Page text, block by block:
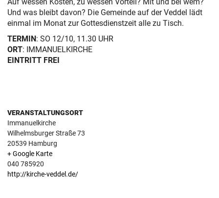
Auf wessen Kosten, zu wessen Vorteil? Mit und bei wem?
Und was bleibt davon? Die Gemeinde auf der Veddel lädt
einmal im Monat zur Gottesdienstzeit alle zu Tisch.
TERMIN : SO 12/10, 11.30 UHR
ORT: IMMANUELKIRCHE
EINTRITT FREI
VERANSTALTUNGSORT
Immanuelkirche
Wilhelmsburger Straße 73
20539 Hamburg
+ Google Karte
040 785920
http://kirche-veddel.de/